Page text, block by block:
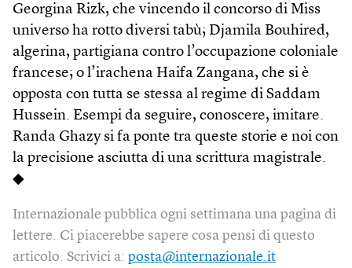
Georgina Rizk, che vincendo il concorso di Miss
universo ha rotto diversi tabù; Djamila Bouhired,
algerina, partigiana contro l’occupazione coloniale
francese; o l’irachena Haifa Zangana, che si è
opposta con tutta se stessa al regime di Saddam
Hussein. Esempi da seguire, conoscere, imitare.
Randa Ghazy si fa ponte tra queste storie e noi con
la precisione asciutta di una scrittura magistrale.
◆
Internazionale pubblica ogni settimana una pagina di
lettere. Ci piacerebbe sapere cosa pensi di questo
articolo. Scrivici a: posta@internazionale.it